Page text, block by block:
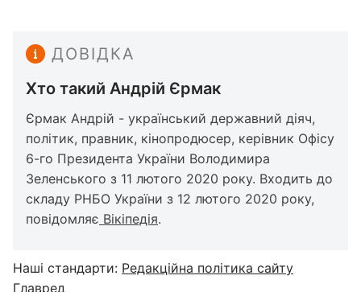
ДОВІДКА
Хто такий Андрій Єрмак
Єрмак Андрій - український державний діяч,
політик, правник, кінопродюсер, керівник Офісу
6-го Президента України Володимира
Зеленського з 11 лютого 2020 року. Входить до
складу РНБО України з 12 лютого 2020 року,
повідомляє Вікіпедія.
Наші стандарти: Редакційна політика сайту
Главред